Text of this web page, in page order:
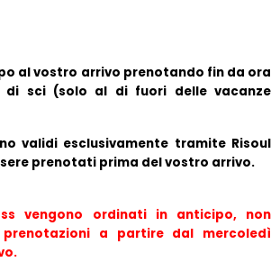
al vostro arrivo prenotando fin da ora
di sci (solo al di fuori delle vacanze
validi esclusivamente tramite Risoul
prenotati prima del vostro arrivo.
vengono ordinati in anticipo, non
a partire dal mercoledì